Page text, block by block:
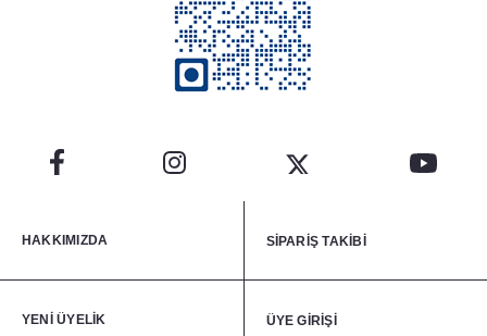
HAKKIMIZDA SİPARİŞ TAKİBİ
YENİ ÜYELİK ÜYE GİRİŞİ